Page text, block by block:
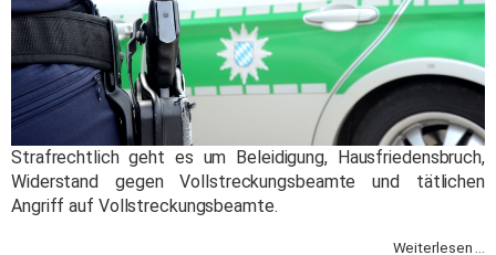
Strafrechtlich geht es um Beleidigung, Hausfriedensbruch,
Widerstand gegen Vollstreckungsbeamte und tätlichen
Angriff auf Vollstreckungsbeamte.
Weiterlesen ...